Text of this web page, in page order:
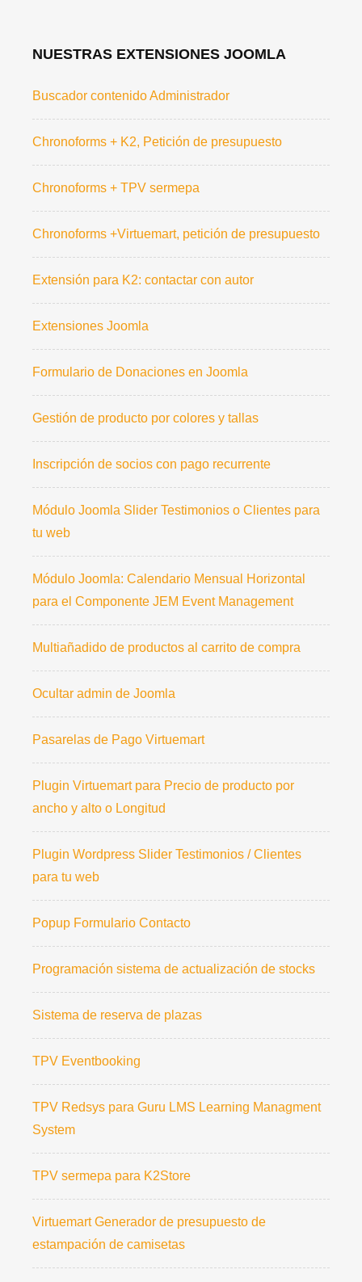
NUESTRAS EXTENSIONES JOOMLA
Buscador contenido Administrador
Chronoforms + K2, Petición de presupuesto
Chronoforms + TPV sermepa
Chronoforms +Virtuemart, petición de presupuesto
Extensión para K2: contactar con autor
Extensiones Joomla
Formulario de Donaciones en Joomla
Gestión de producto por colores y tallas
Inscripción de socios con pago recurrente
Módulo Joomla Slider Testimonios o Clientes para
tu web
Módulo Joomla: Calendario Mensual Horizontal
para el Componente JEM Event Management
Multiañadido de productos al carrito de compra
Ocultar admin de Joomla
Pasarelas de Pago Virtuemart
Plugin Virtuemart para Precio de producto por
ancho y alto o Longitud
Plugin Wordpress Slider Testimonios / Clientes
para tu web
Popup Formulario Contacto
Programación sistema de actualización de stocks
Sistema de reserva de plazas
TPV Eventbooking
TPV Redsys para Guru LMS Learning Managment
System
TPV sermepa para K2Store
Virtuemart Generador de presupuesto de
estampación de camisetas